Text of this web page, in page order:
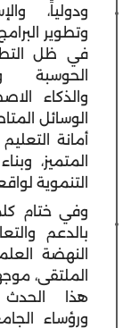
ودولياً،
وتطوير
في ظل
الحوسبة
والذكاء
الوسائل
أمانة
المتميز،
التنموية
وفي ختام
بالدعم
النهضة
الملتقى،
هذا
ورؤساء